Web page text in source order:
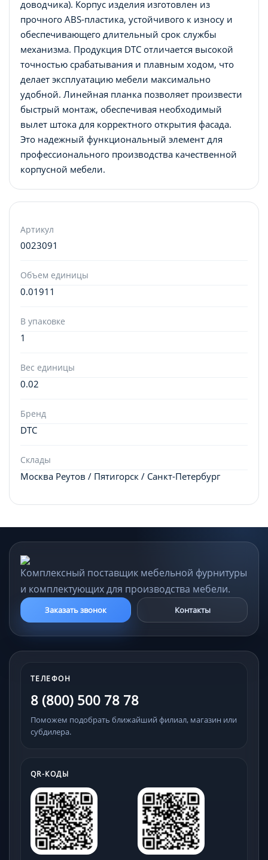
доводчика). Корпус изделия изготовлен из
прочного ABS-пластика, устойчивого к износу и
обеспечивающего длительный срок службы
механизма. Продукция DTC отличается высокой
точностью срабатывания и плавным ходом, что
делает эксплуатацию мебели максимально
удобной. Линейная планка позволяет произвести
быстрый монтаж, обеспечивая необходимый
вылет штока для корректного открытия фасада.
Это надежный функциональный элемент для
профессионального производства качественной
корпусной мебели.
Артикул
0023091
Объем единицы
0.01911
В упаковке
1
Вес единицы
0.02
Бренд
DTC
Склады
Москва Реутов / Пятигорск / Санкт-Петербург
Комплексный поставщик мебельной фурнитуры
и комплектующих для производства мебели.
Заказать звонок Контакты
ТЕЛЕФОН
8 (800) 500 78 78
Поможем подобрать ближайший филиал, магазин или
субдилера.
QR-КОДЫ